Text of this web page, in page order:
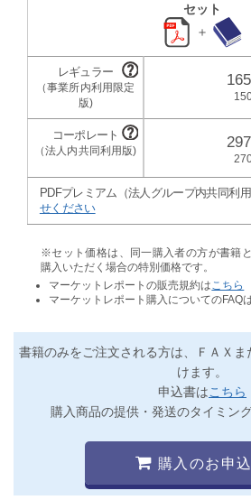
セット
＋
PDFプレミアム（法人グループ内共同利
せください
※セット価格は、同一購入者の方が書籍
購入いただく場合の特別価格です。
マーケットレポートの販売規約は こちら
マーケットレポート購入についてのFAQ
書籍のみをご注文される方は、ＦＡＸ
けます。
申込書はこちら
購入商品の提供・発送のタイミン
購入のお申